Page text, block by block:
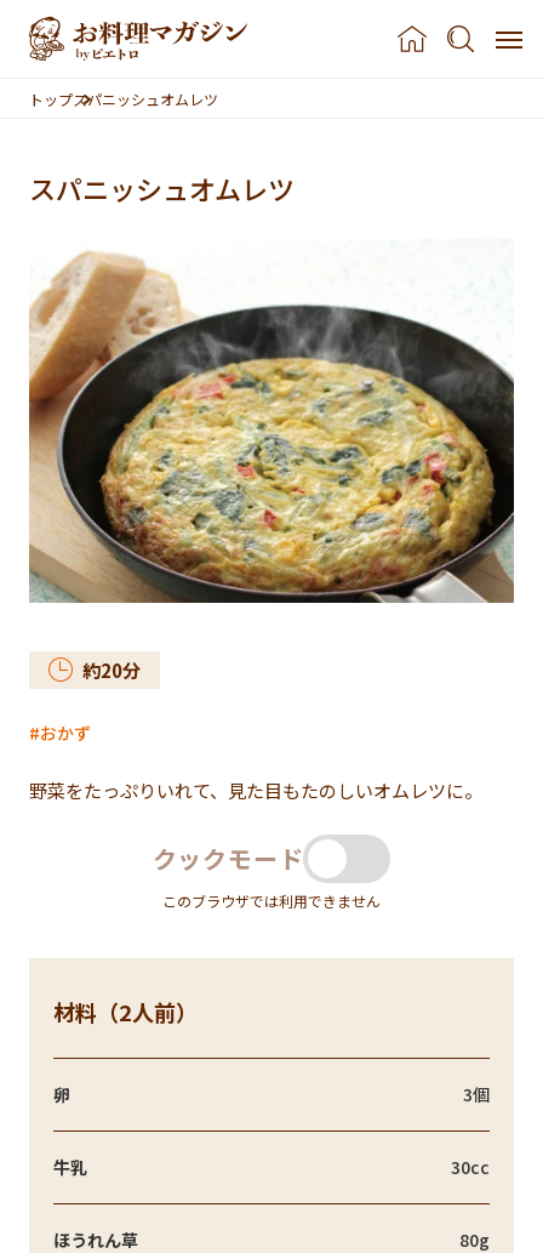
本文へスキップ
トップスパニッシュオムレツ
スパニッシュオムレツ
約20分
おかず
野菜をたっぷりいれて、見た目もたのしいオムレツに。
クックモード
このブラウザでは利用できません
材料（2人前）
卵 3個
牛乳 30cc
ほうれん草 80g